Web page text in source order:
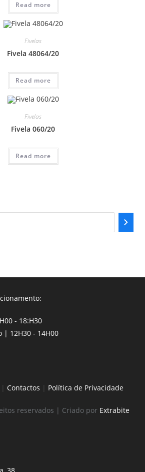
Read more
Fivelas
Fivela 48064/20
Read more
Fivelas
Fivela 060/20
Read more
- 18:H30
| 12H30 - 14H00
| Contactos | Política de Privacidade
reservados | Criado por Extrabite